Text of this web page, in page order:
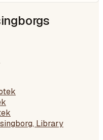
Library